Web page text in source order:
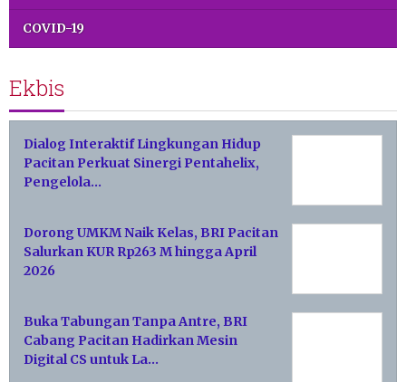
COVID-19
Ekbis
Dialog Interaktif Lingkungan Hidup
Pacitan Perkuat Sinergi Pentahelix,
Pengelola…
Dorong UMKM Naik Kelas, BRI Pacitan
Salurkan KUR Rp263 M hingga April
2026
Buka Tabungan Tanpa Antre, BRI
Cabang Pacitan Hadirkan Mesin
Digital CS untuk La…